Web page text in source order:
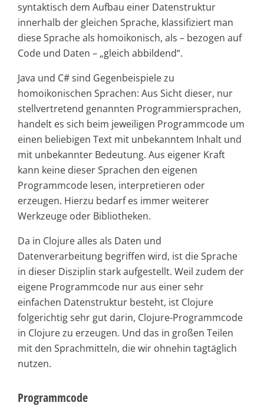
syntaktisch dem Aufbau einer Datenstruktur
innerhalb der gleichen Sprache, klassifiziert man
diese Sprache als homoikonisch, als – bezogen auf
Code und Daten – „gleich abbildend“.
Java und C# sind Gegenbeispiele zu
homoikonischen Sprachen: Aus Sicht dieser, nur
stellvertretend genannten Programmiersprachen,
handelt es sich beim jeweiligen Programmcode um
einen beliebigen Text mit unbekanntem Inhalt und
mit unbekannter Bedeutung. Aus eigener Kraft
kann keine dieser Sprachen den eigenen
Programmcode lesen, interpretieren oder
erzeugen. Hierzu bedarf es immer weiterer
Werkzeuge oder Bibliotheken.
Da in Clojure alles als Daten und
Datenverarbeitung begriffen wird, ist die Sprache
in dieser Disziplin stark aufgestellt. Weil zudem der
eigene Programmcode nur aus einer sehr
einfachen Datenstruktur besteht, ist Clojure
folgerichtig sehr gut darin, Clojure-Programmcode
in Clojure zu erzeugen. Und das in großen Teilen
mit den Sprachmitteln, die wir ohnehin tagtäglich
nutzen.
Programmcode